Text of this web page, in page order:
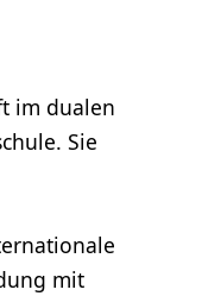
im dualen
Sie
mit